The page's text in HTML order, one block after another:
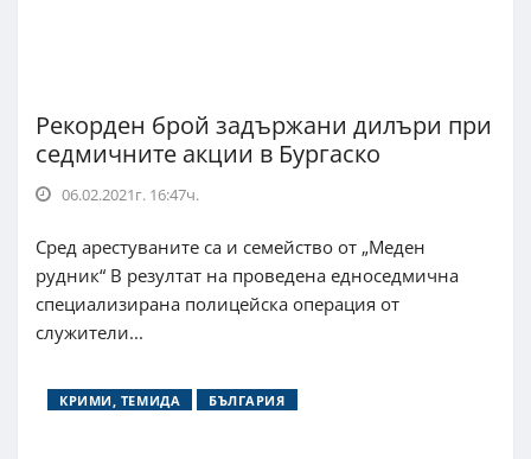
Рекорден брой задържани дилъри при
седмичните акции в Бургаско
06.02.2021г. 16:47ч.
Сред арестуваните са и семейство от „Меден
рудник“ В резултат на проведена едноседмична
специализирана полицейска операция от
служители...
КРИМИ, ТЕМИДА БЪЛГАРИЯ